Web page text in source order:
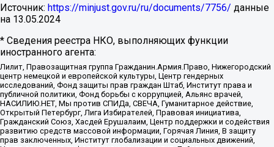
Источник: https://minjust.gov.ru/ru/documents/7756/ данные
на 13.05.2024
* Сведения реестра НКО, выполняющих функции
иностранного агента:
Лилит, Правозащитная группа Гражданин.Армия.Право, Нижегородский
центр немецкой и европейской культуры, Центр гендерных
исследований, Фонд защиты прав граждан Штаб, Институт права и
публичной политики, Фонд борьбы с коррупцией, Альянс врачей,
НАСИЛИЮ.НЕТ, Мы против СПИДа, СВЕЧА, Гуманитарное действие,
Открытый Петербург, Лига Избирателей, Правовая инициатива,
Гражданский Союз, Хасдей Ерушалаим, Центр поддержки и содействия
развитию средств массовой информации, Горячая Линия, В защиту
прав заключенных, Институт глобализации и социальных движений,